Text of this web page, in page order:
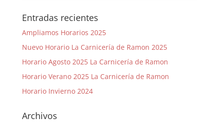
Entradas recientes
Ampliamos Horarios 2025
Nuevo Horario La Carnicería de Ramon 2025
Horario Agosto 2025 La Carnicería de Ramon
Horario Verano 2025 La Carnicería de Ramon
Horario Invierno 2024
Archivos